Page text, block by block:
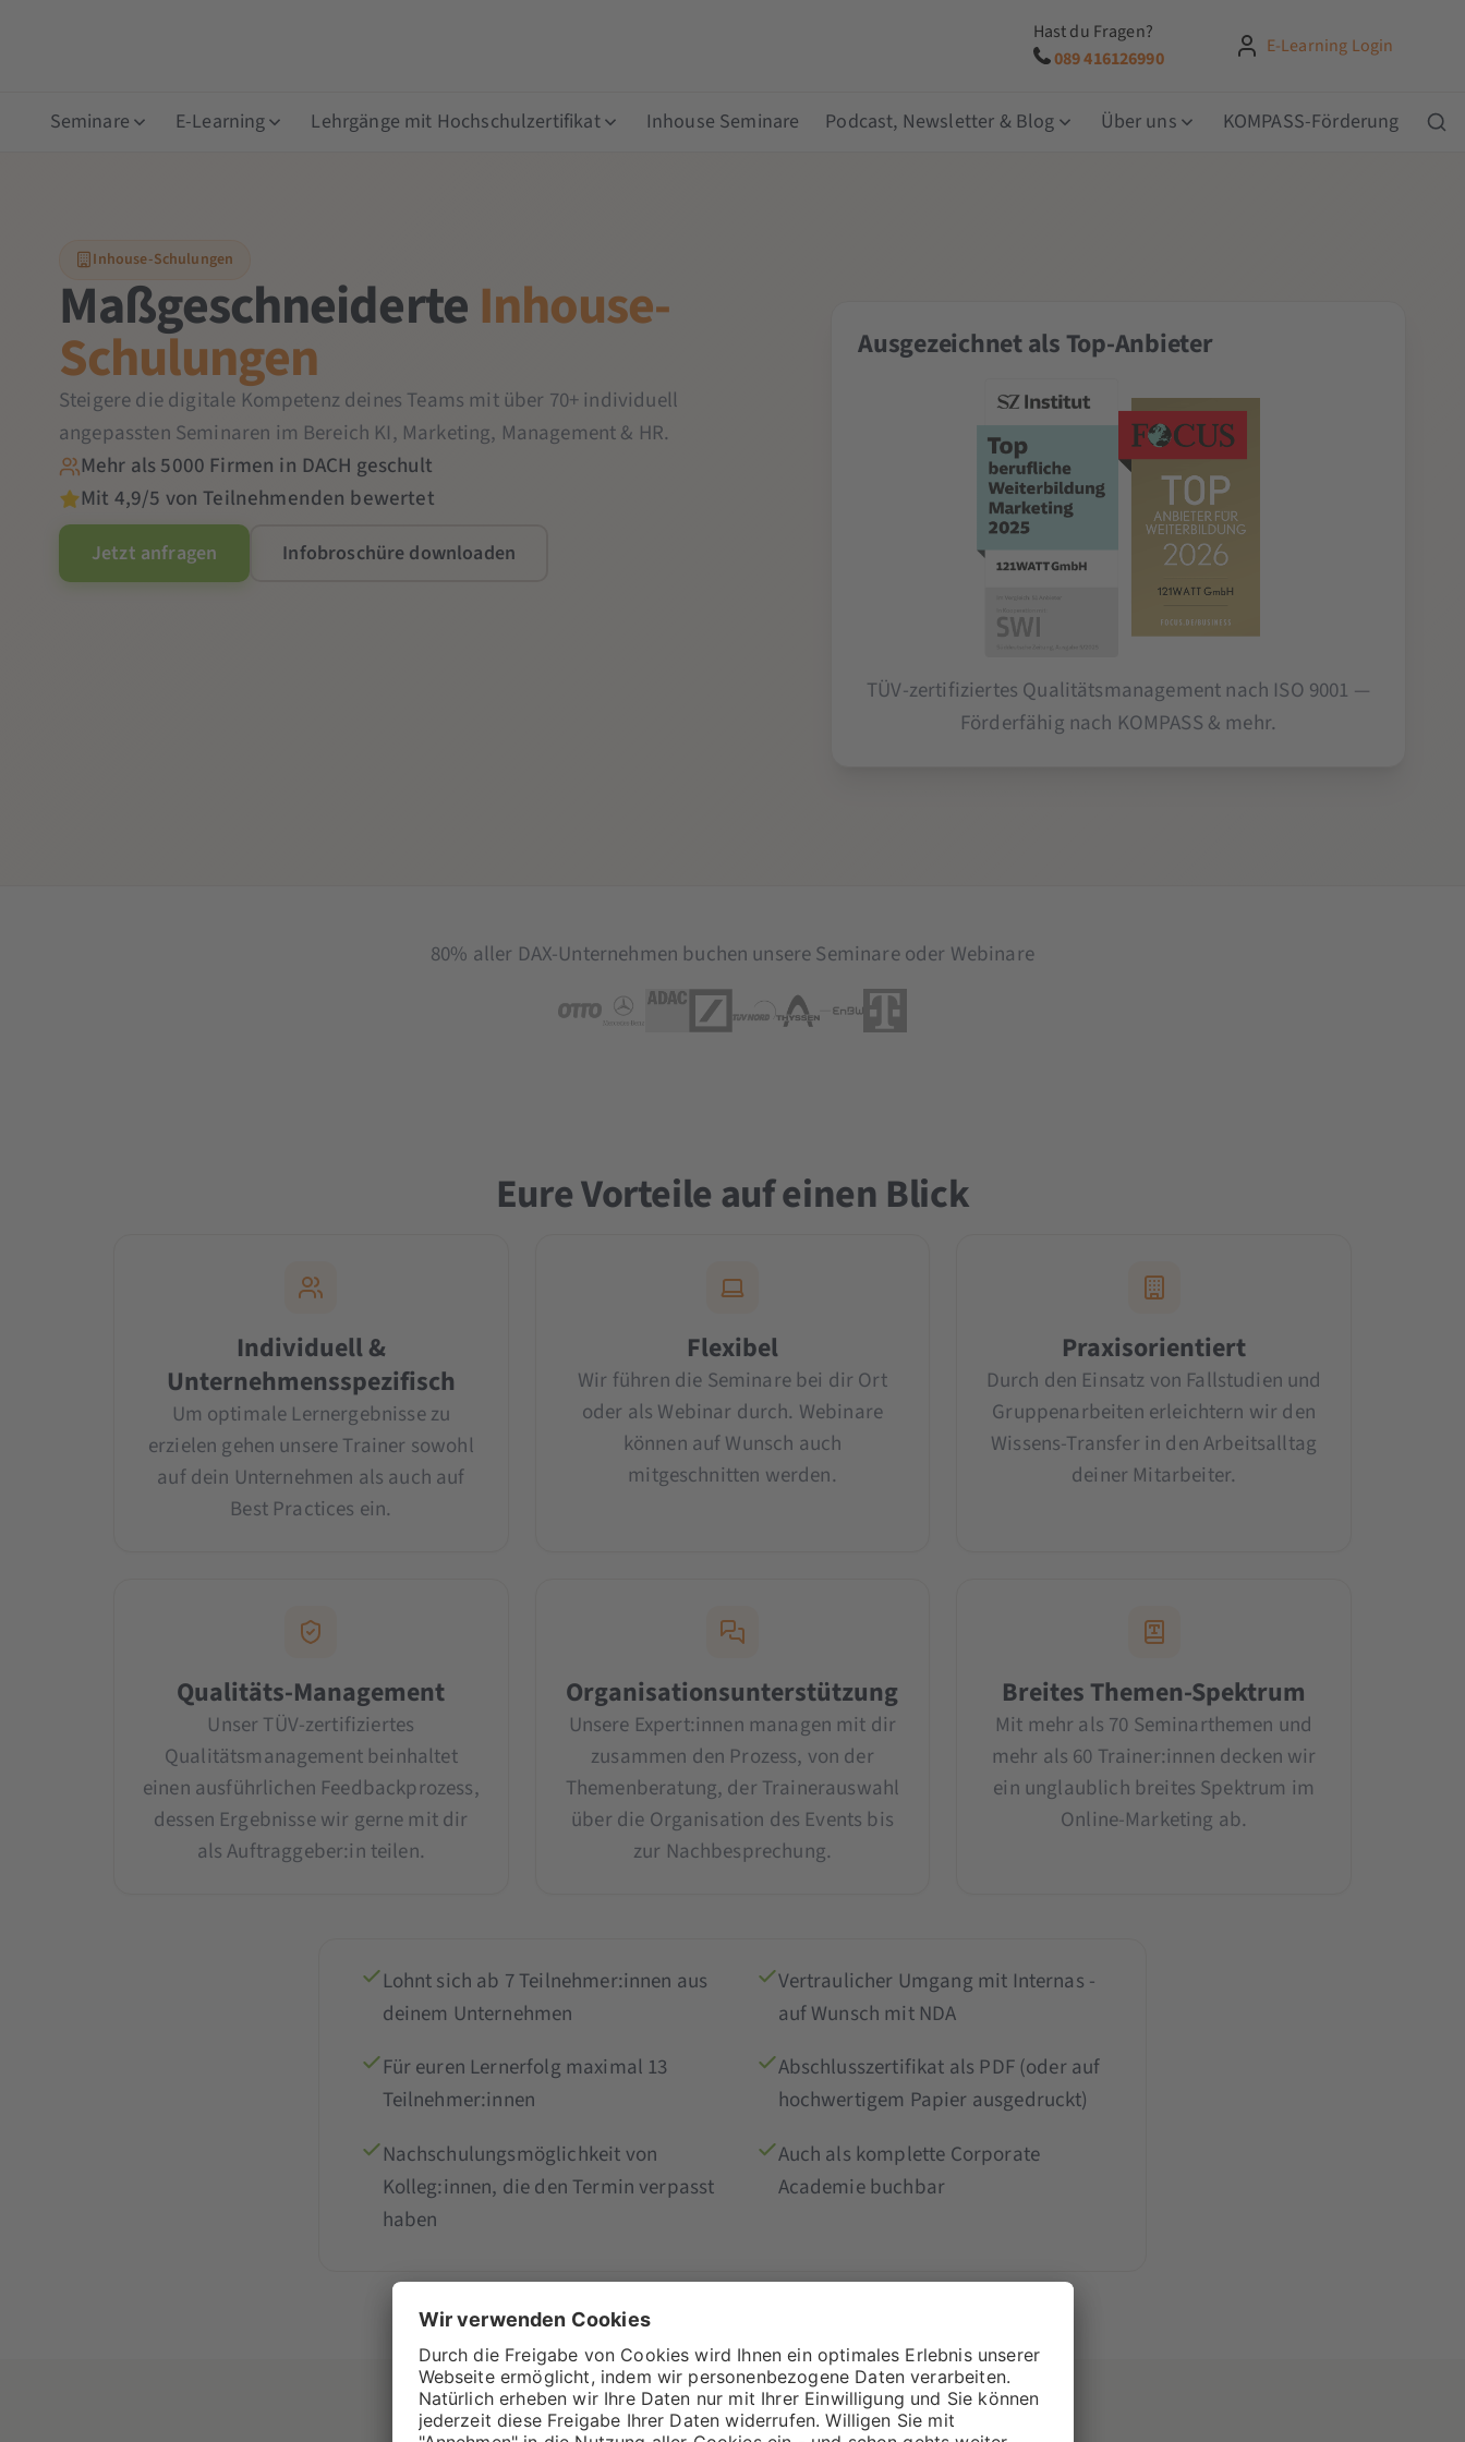
Hast du Fragen?
089 416126990
E-Learning Login
Seminare E-Learning Lehrgänge mit Hochschulzertifikat Inhouse Seminare Podcast, Newsletter & Blog Über uns KOMPASS-Förderung
Inhouse-Schulungen
Maßgeschneiderte Inhouse-
Schulungen
Steigere die digitale Kompetenz deines Teams mit über 70+ individuell
angepassten Seminaren im Bereich KI, Marketing, Management & HR.
Mehr als 5000 Firmen in DACH geschult
Mit 4,9/5 von Teilnehmenden bewertet
Jetzt anfragen Infobroschüre downloaden
Ausgezeichnet als Top-Anbieter
TÜV-zertifiziertes Qualitätsmanagement nach ISO 9001 —
Förderfähig nach KOMPASS & mehr.
80% aller DAX-Unternehmen buchen unsere Seminare oder Webinare
Eure Vorteile auf einen Blick
Individuell &
Unternehmensspezifisch
Um optimale Lernergebnisse zu
erzielen gehen unsere Trainer sowohl
auf dein Unternehmen als auch auf
Best Practices ein.
Flexibel
Wir führen die Seminare bei dir Ort
oder als Webinar durch. Webinare
können auf Wunsch auch
mitgeschnitten werden.
Praxisorientiert
Durch den Einsatz von Fallstudien und
Gruppenarbeiten erleichtern wir den
Wissens-Transfer in den Arbeitsalltag
deiner Mitarbeiter.
Qualitäts-Management
Unser TÜV-zertifiziertes
Qualitätsmanagement beinhaltet
einen ausführlichen Feedbackprozess,
dessen Ergebnisse wir gerne mit dir
als Auftraggeber:in teilen.
Organisationsunterstützung
Unsere Expert:innen managen mit dir
zusammen den Prozess, von der
Themenberatung, der Trainerauswahl
über die Organisation des Events bis
zur Nachbesprechung.
Breites Themen-Spektrum
Mit mehr als 70 Seminarthemen und
mehr als 60 Trainer:innen decken wir
ein unglaublich breites Spektrum im
Online-Marketing ab.
Lohnt sich ab 7 Teilnehmer:innen aus
deinem Unternehmen
Vertraulicher Umgang mit Internas -
auf Wunsch mit NDA
Für euren Lernerfolg maximal 13
Teilnehmer:innen
Abschlusszertifikat als PDF (oder auf
hochwertigem Papier ausgedruckt)
Nachschulungsmöglichkeit von
Kolleg:innen, die den Termin verpasst
haben
Auch als komplette Corporate
Academie buchbar